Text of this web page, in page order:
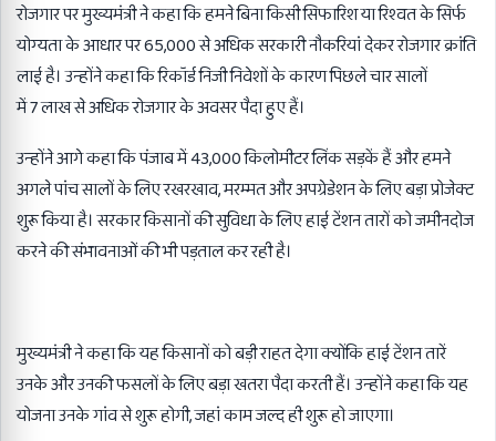
रोजगार पर मुख्यमंत्री ने कहा कि हमने बिना किसी सिफारिश या रिश्वत के सिर्फ
योग्यता के आधार पर65,000से अधिक सरकारी नौकरियां देकर रोजगार क्रांति
लाई है। उन्होंने कहा कि रिकॉर्ड निजी निवेशों के कारण पिछले चार सालों
में7लाख से अधिक रोजगार के अवसर पैदा हुए हैं।
उन्होंने आगे कहा कि पंजाब में43,000किलोमीटर लिंक सड़कें हैं और हमने
अगले पांच सालों के लिए रखरखाव,मरम्मत और अपग्रेडेशन के लिए बड़ा प्रोजेक्ट
शुरू किया है। सरकार किसानों की सुविधा के लिए हाई टेंशन तारों को जमीनदोज
करने की संभावनाओं की भी पड़ताल कर रही है।
मुख्यमंत्री ने कहा कि यह किसानों को बड़ी राहत देगा क्योंकि हाई टेंशन तारें
उनके और उनकी फसलों के लिए बड़ा खतरा पैदा करती हैं। उन्होंने कहा कि यह
योजना उनके गांव से शुरू होगी,जहां काम जल्द ही शुरू हो जाएगा।